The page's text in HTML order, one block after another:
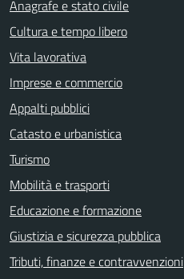
Anagrafe e stato civile
Cultura e tempo libero
Vita lavorativa
Imprese e commercio
Appalti pubblici
Catasto e urbanistica
Turismo
Mobilità e trasporti
Educazione e formazione
Giustizia e sicurezza pubblica
Tributi, finanze e contravvenzioni